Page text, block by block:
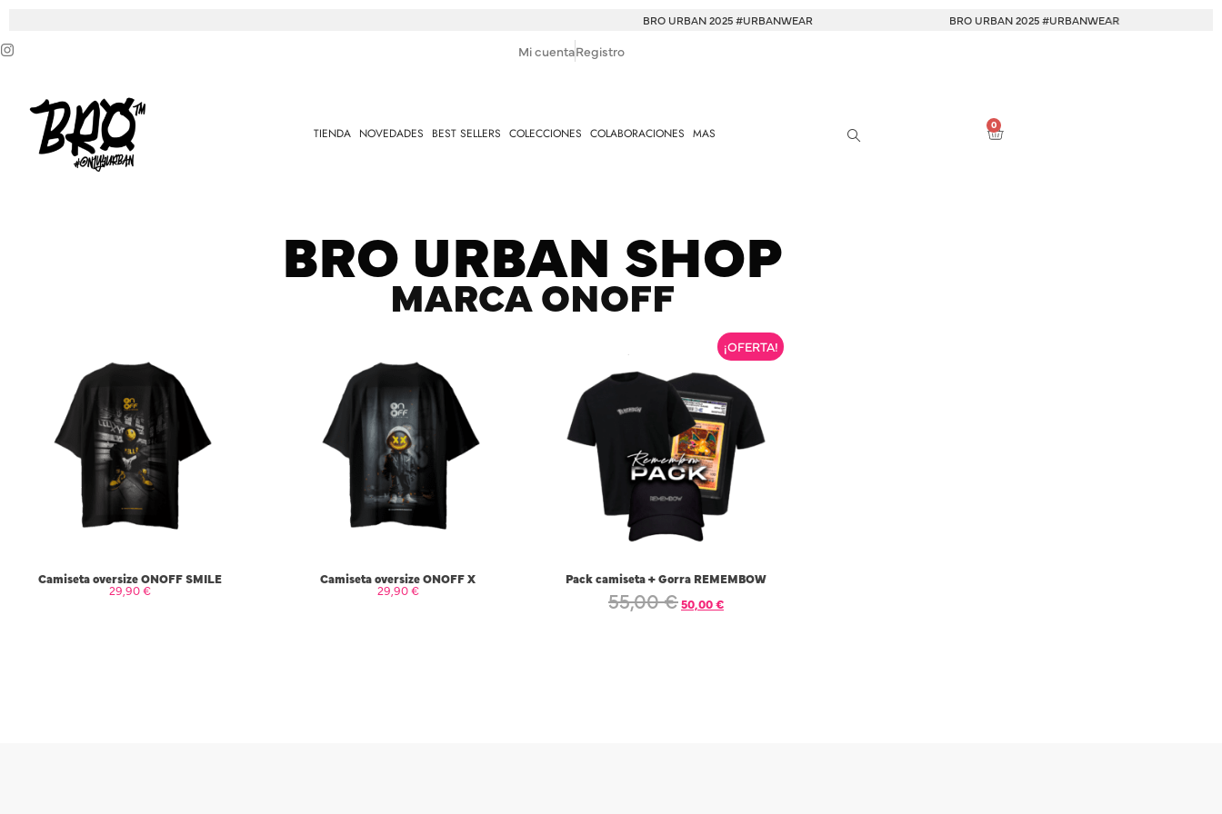
BRO URBAN 2025 #URBANWEAR BRO URBAN 2025 #URBANWEAR
Mi cuentaRegistro
TIENDA NOVEDADES BEST SELLERS COLECCIONES COLABORACIONES MAS
0
BRO URBAN SHOP
MARCA ONOFF
Camiseta oversize ONOFF SMILE
29,90€
Camiseta oversize ONOFF X
29,90€
¡OFERTA!
Pack camiseta + Gorra REMEMBOW
55,00€50,00€